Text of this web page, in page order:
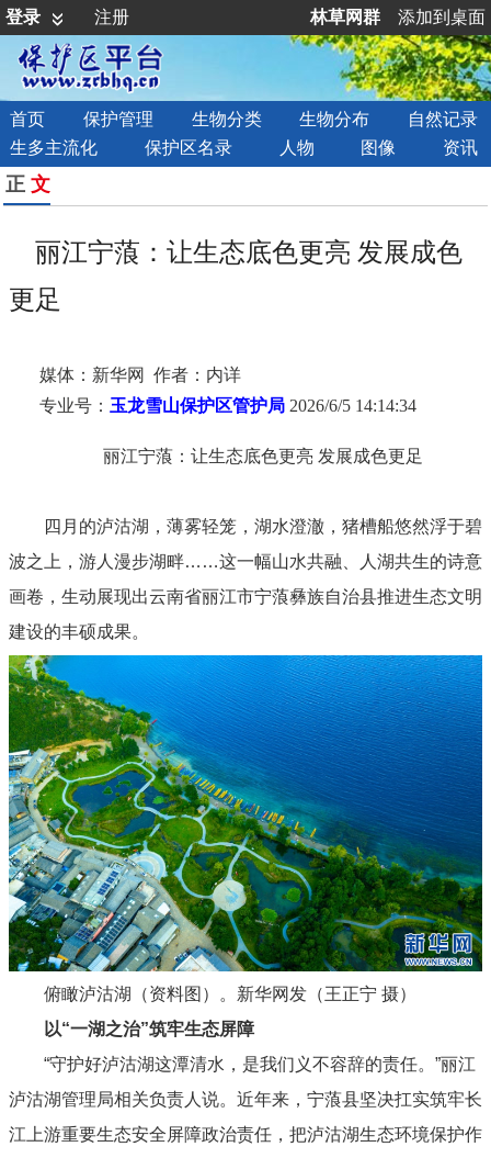
登录 注册 林草网群 添加到桌面
首页 保护管理 生物分类 生物分布
自然记录
生多主流化
保护区名录 人物 图像 资讯
正 文
丽江宁蒗：让生态底色更亮 发展成色
更足
媒体：新华网 作者：内详
专业号： 玉龙雪山保护区管护局 2026/6/5 14:14:34
丽江宁蒗：让生态底色更亮 发展成色更足
四月的泸沽湖，薄雾轻笼，湖水澄澈，猪槽船悠然浮于碧
波之上，游人漫步湖畔……这一幅山水共融、人湖共生的诗意
画卷，生动展现出云南省丽江市宁蒗彝族自治县推进生态文明
建设的丰硕成果。
俯瞰泸沽湖（资料图）。新华网发（王正宁 摄）
以“一湖之治”筑牢生态屏障
“守护好泸沽湖这潭清水，是我们义不容辞的责任。”丽江
泸沽湖管理局相关负责人说。近年来，宁蒗县坚决扛实筑牢长
江上游重要生态安全屏障政治责任，把泸沽湖生态环境保护作